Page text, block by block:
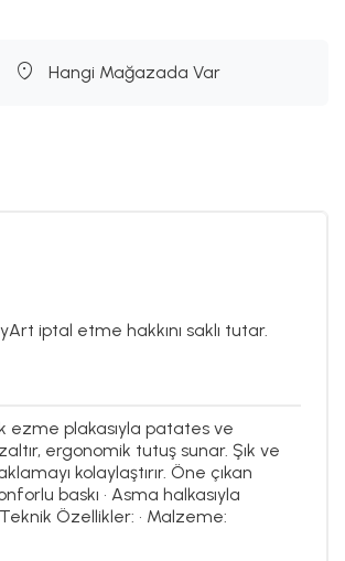
Hangi Mağazada Var
iptal etme hakkını saklı tutar.
ezme plakasıyla patates ve
ergonomik tutuş sunar. Şık ve
kolaylaştırır. Öne çıkan
baskı • Asma halkasıyla
Özellikler: • Malzeme: